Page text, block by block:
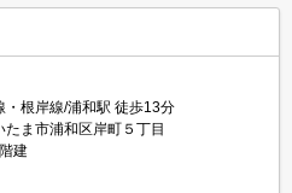
・根岸線/浦和駅 徒歩13分
たま市浦和区岸町５丁目
建